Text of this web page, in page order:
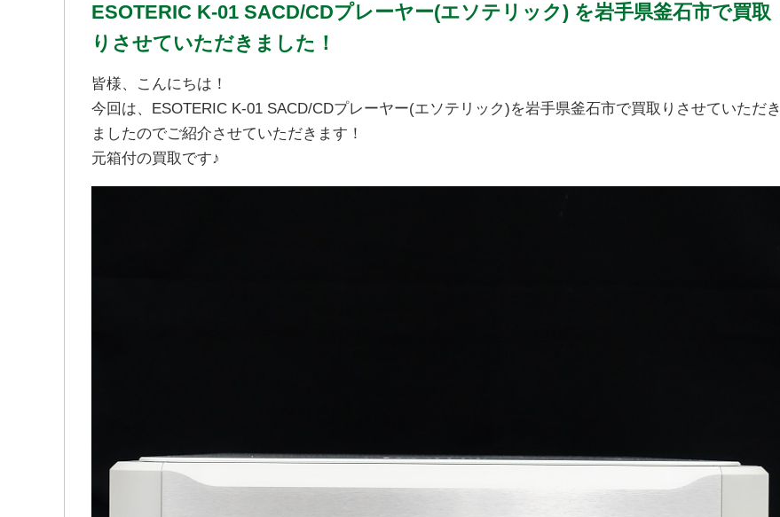
ESOTERIC K-01 SACD/CDプレーヤー(エソテリック) を岩手県釜石市で買取
りさせていただきました！
皆様、こんにちは！
今回は、ESOTERIC K-01 SACD/CDプレーヤー(エソテリック)を岩手県釜石市で買取りさせていただき
ましたのでご紹介させていただきます！
元箱付の買取です♪